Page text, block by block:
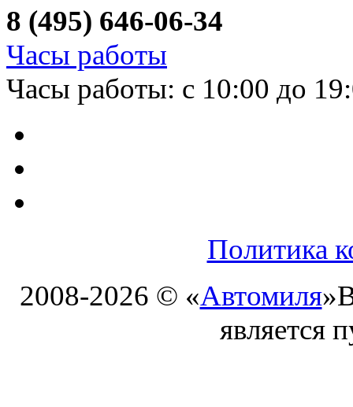
8 (495) 646-06-34
Часы работы
Часы работы: с 10:00 до
Политика
2008-2026 © «Автомиля»
является